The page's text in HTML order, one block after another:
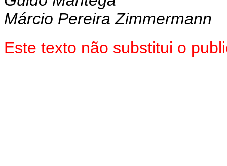
Márcio Pereira Zimmermann
Este texto não substitui o